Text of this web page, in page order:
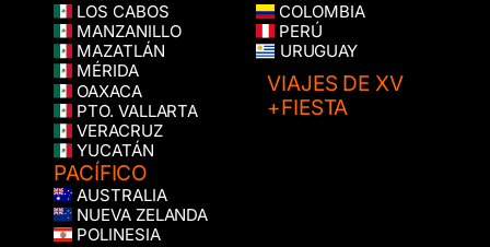
LOS CABOS
MANZANILLO
MAZATLÁN
MÉRIDA
OAXACA
PTO. VALLARTA
VERACRUZ
YUCATÁN
PACÍFICO
AUSTRALIA
NUEVA ZELANDA
POLINESIA
COLOMBIA
PERÚ
URUGUAY
VIAJES DE XV
+FIESTA